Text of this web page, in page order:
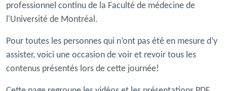
professionnel continu de la Faculté de médecine de
l'Université de Montréal.
Pour toutes les personnes qui n’ont pas été en mesure d’y
assister, voici une occasion de voir et revoir tous les
contenus présentés lors de cette journée!